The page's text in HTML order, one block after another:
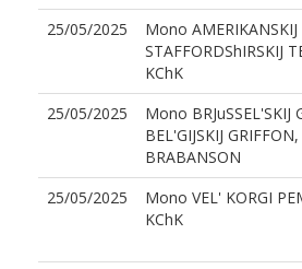
25/05/2025
Mono AMERIKANSKIJ
STAFFORDShIRSKIJ
KChK
25/05/2025
Mono BRJuSSEL'SKIJ
BEL'GIJSKIJ
BRABANSON
25/05/2025
Mono VEL' KORGI
KChK